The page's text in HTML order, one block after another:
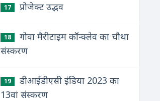
17 प्रोजेक्ट उद्भव
18
गोवा मैरीटाइम कॉन्क्लेव का चौथा
संस्करण
19
डीआईडीएसी इंडिया 2023 का
13वां संस्करण